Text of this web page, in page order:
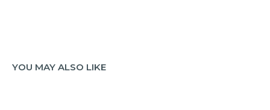
YOU MAY ALSO LIKE